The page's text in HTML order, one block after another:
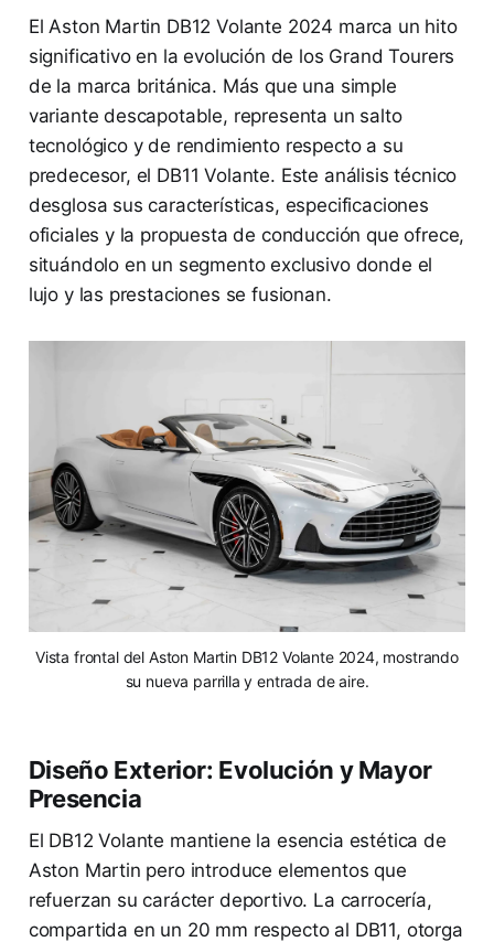
El Aston Martin DB12 Volante 2024 marca un hito
significativo en la evolución de los Grand Tourers
de la marca británica. Más que una simple
variante descapotable, representa un salto
tecnológico y de rendimiento respecto a su
predecesor, el DB11 Volante. Este análisis técnico
desglosa sus características, especificaciones
oficiales y la propuesta de conducción que ofrece,
situándolo en un segmento exclusivo donde el
lujo y las prestaciones se fusionan.
Vista frontal del Aston Martin DB12 Volante 2024, mostrando
su nueva parrilla y entrada de aire.
Diseño Exterior: Evolución y Mayor
Presencia
El DB12 Volante mantiene la esencia estética de
Aston Martin pero introduce elementos que
refuerzan su carácter deportivo. La carrocería,
compartida en un 20 mm respecto al DB11, otorga